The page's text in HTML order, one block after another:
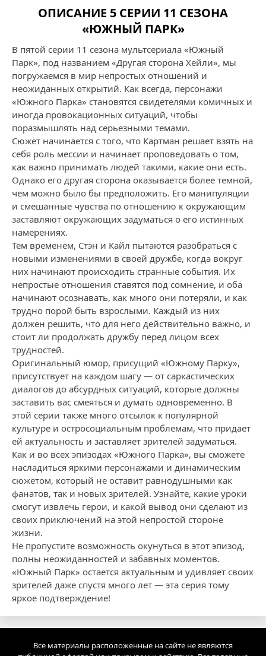
ОПИСАНИЕ 5 СЕРИИ 11 СЕЗОНА
«ЮЖНЫЙ ПАРК»
В пятой серии 11 сезона мультсериала «Южный
Парк», под названием «Другая сторона Хейли», мы
погружаемся в мир непростых отношений и
неожиданных открытий. Как всегда, персонажи
«Южного Парка» становятся свидетелями комичных и
иногда провокационных ситуаций, чтобы
поразмышлять над серьезными темами.
Сюжет начинается с того, что Картман решает взять на
себя роль мессии и начинает проповедовать о том,
как важно принимать людей такими, какие они есть.
Однако его другая сторона оказывается более темной,
чем можно было бы предположить. Его манипуляции
и смешанные чувства по отношению к окружающим
заставляют окружающих задуматься о его истинных
намерениях.
Тем временем, Стэн и Кайл пытаются разобраться с
новыми изменениями в своей дружбе, когда вокруг
них начинают происходить странные события. Их
непростые отношения ставятся под сомнение, и оба
начинают осознавать, как много они потеряли, и как
трудно порой быть взрослыми. Каждый из них
должен решить, что для него действительно важно, и
стоит ли продолжать дружбу перед лицом всех
трудностей.
Оригинальный юмор, присущий «Южному Парку»,
присутствует на каждом шагу — от саркастических
диалогов до абсурдных ситуаций, которые должны
заставить вас смеяться и думать одновременно. В
этой серии также много отсылок к популярной
культуре и остросоциальным проблемам, что придает
ей актуальность и заставляет зрителей задуматься.
Как и во всех эпизодах «Южного Парка», вы сможете
насладиться яркими персонажами и динамическим
сюжетом, который не оставит равнодушными как
фанатов, так и новых зрителей. Узнайте, какие уроки
смогут извлечь герои, и какой вывод они сделают из
своих приключений на этой непростой стороне
жизни.
Не пропустите возможность окунуться в этот эпизод,
полны неожиданностей и забавных моментов.
«Южный Парк» остается актуальным и удивляет своих
зрителей даже спустя много лет — эта серия тому
яркое подтверждение!
Все материалы расположенные на сайте не являются